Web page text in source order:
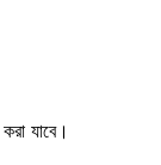
যাবে।